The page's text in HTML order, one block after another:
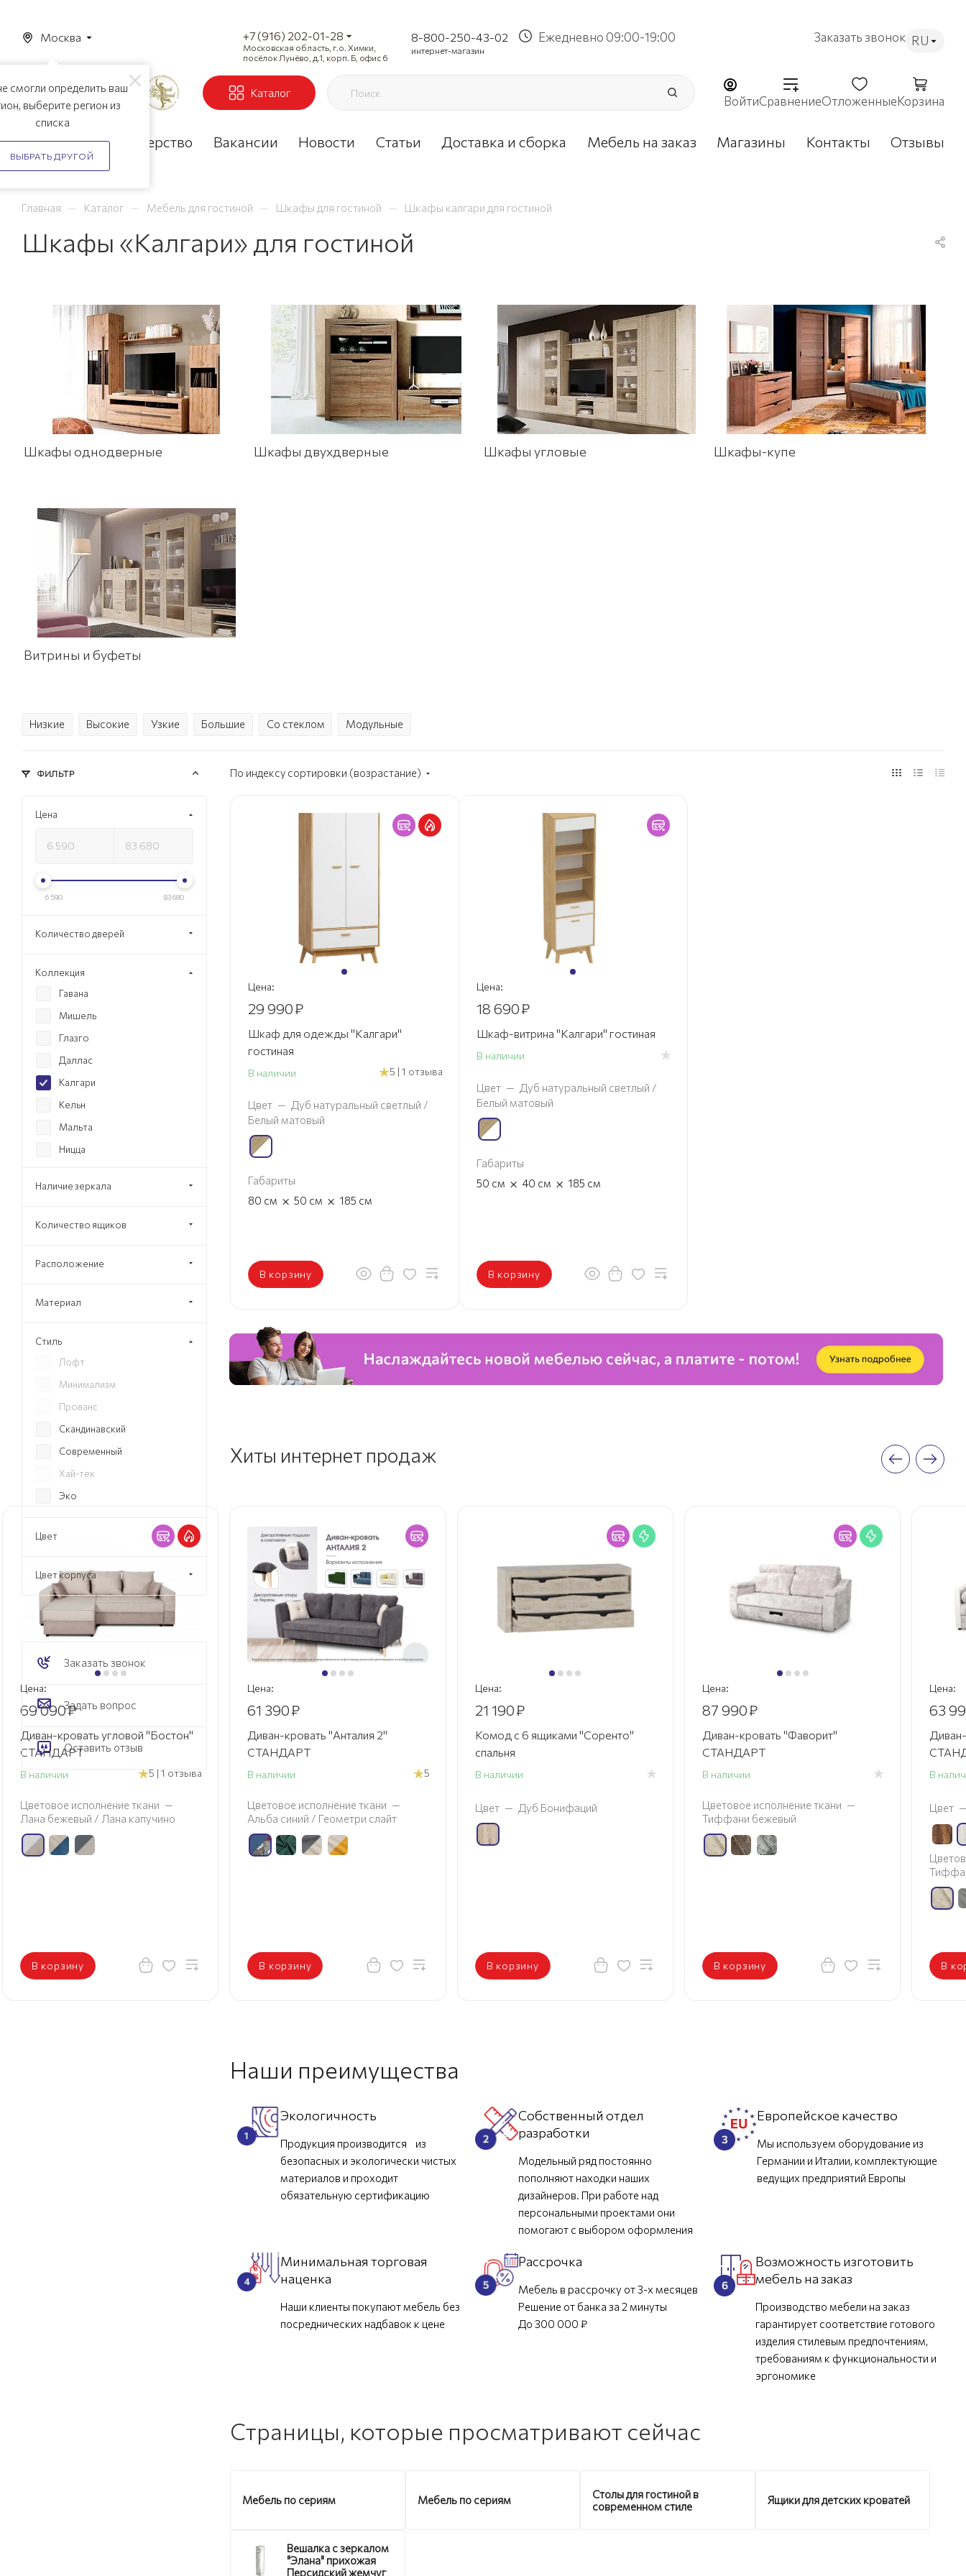
Москва
смогли определить ваш
выберите регион из
списка
ВЫБРАТЬ ДРУГОЙ
+7 (916) 202-01-28
Московская область, г.о. Химки,
посёлок Лунёво, д.1, корп. Б, офис 6
8-800-250-43-02
интернет-магазин
Ежедневно 09:00-19:00 Заказать звонок RU
Каталог
ВойтиСравнениеОтложенныеКорзина
Акции Партнерство Вакансии Новости Статьи Доставка и сборка Мебель на заказ Магазины Контакты Отзывы
Главная — Каталог — Мебель для гостиной — Шкафы для гостиной — Шкафы калгари для гостиной
Шкафы «Калгари» для гостиной
Шкафы однодверные Шкафы двухдверные Шкафы угловые Шкафы-купе
Витрины и буфеты
Низкие Высокие Узкие Большие Со стеклом Модульные
По индексу сортировки (возрастание)
Цена:
29 990₽
Шкаф для одежды "Калгари"
гостиная
В наличии 5 | 1 отзыва
Цвет — Дуб натуральный светлый /
Белый матовый
Габариты
80 см × 50 см × 185 см
В корзину
Цена:
18 690₽
Шкаф-витрина "Калгари" гостиная
В наличии
Цвет — Дуб натуральный светлый /
Белый матовый
Габариты
50 см × 40 см × 185 см
В корзину
Хиты интернет продаж
Цена:
69 090₽
Диван-кровать угловой "Бостон"
СТАНДАРТ
В наличии 5 | 1 отзыва
Цветовое исполнение ткани —
Лана бежевый / Лана капучино
В корзину
Цена:
61 390₽
Диван-кровать "Анталия 2"
СТАНДАРТ
В наличии 5
Цветовое исполнение ткани —
Альба синий / Геометри слайт
В корзину
Цена:
21 190₽
Комод с 6 ящиками "Соренто"
спальня
В наличии
Цвет — Дуб Бонифаций
В корзину
Цена:
87 990₽
Диван-кровать "Фаворит"
СТАНДАРТ
В наличии
Цветовое исполнение ткани —
Тиффани бежевый
В корзину
Цена:
63
В
Цвет
В
Наши преимущества
Экологичность
Продукция производится из
безопасных и экологически чистых
материалов и проходит
обязательную сертификацию
Собственный отдел
разработки
Модельный ряд постоянно
пополняют находки наших
дизайнеров. При работе над
персональными проектами они
помогают с выбором оформления
Европейское качество
Мы используем оборудование из
Германии и Италии, комплектующие
ведущих предприятий Европы
Минимальная торговая
наценка
Наши клиенты покупают мебель без
посреднических надбавок к цене
Рассрочка
Мебель в рассрочку от 3-х месяцев
Решение от банка за 2 минуты
До 300 000 ₽
Возможность изготовить
мебель на заказ
Производство мебели на заказ
гарантирует соответствие готового
изделия стилевым предпочтениям,
требованиям к функциональности и
эргономике
Страницы, которые просматривают сейчас
Мебель по сериям Мебель по сериям
Столы для гостиной в
современном стиле
Ящики для детских кроватей
Вешалка с зеркалом
"Элана" прихожая
Персидский жемчуг
ФИЛЬТР
Цена
6 590 83 680
Количество дверей
Коллекция
Гавана
Мишель
Глазго
Даллас
Калгари
Кельн
Мальта
Ницца
Прованс
Соренто
Наличие зеркала
Количество ящиков
Расположение
Материал
Стиль
Лофт
Минимализм
Прованс
Скандинавский
Современный
Хай-тек
Эко
Цвет
Цвет корпуса
Заказать звонок
Задать вопрос
Оставить отзыв